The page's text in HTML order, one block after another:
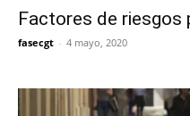
Factores de riesgos
fasecgt - 4 mayo, 2020